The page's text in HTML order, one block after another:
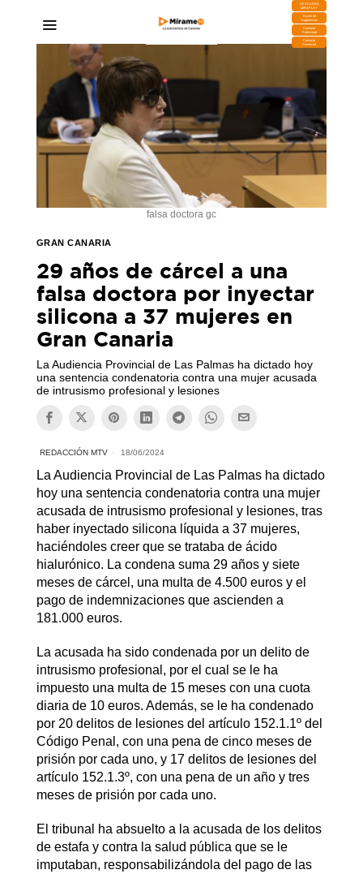
DESCARGA
MIRAPLAY
Buzón de
Sugerencias
Contratar
Publicidad
Contacto
Comercial
falsa doctora gc
GRAN CANARIA
29 años de cárcel a una
falsa doctora por inyectar
silicona a 37 mujeres en
Gran Canaria
La Audiencia Provincial de Las Palmas ha dictado hoy
una sentencia condenatoria contra una mujer acusada
de intrusismo profesional y lesiones
REDACCIÓN MTV 18/06/2024
La Audiencia Provincial de Las Palmas ha dictado
hoy una sentencia condenatoria contra una mujer
acusada de intrusismo profesional y lesiones, tras
haber inyectado silicona líquida a 37 mujeres,
haciéndoles creer que se trataba de ácido
hialurónico. La condena suma 29 años y siete
meses de cárcel, una multa de 4.500 euros y el
pago de indemnizaciones que ascienden a
181.000 euros.
La acusada ha sido condenada por un delito de
intrusismo profesional, por el cual se le ha
impuesto una multa de 15 meses con una cuota
diaria de 10 euros. Además, se le ha condenado
por 20 delitos de lesiones del artículo 152.1.1º del
Código Penal, con una pena de cinco meses de
prisión por cada uno, y 17 delitos de lesiones del
artículo 152.1.3º, con una pena de un año y tres
meses de prisión por cada uno.
El tribunal ha absuelto a la acusada de los delitos
de estafa y contra la salud pública que se le
imputaban, responsabilizándola del pago de las